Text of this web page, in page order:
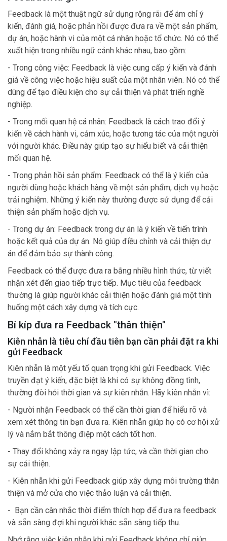
Feedback là một thuật ngữ sử dụng rộng rãi để ám chỉ ý
kiến, đánh giá, hoặc phản hồi được đưa ra về một sản phẩm,
dự án, hoặc hành vi của một cá nhân hoặc tổ chức. Nó có thể
xuất hiện trong nhiều ngữ cảnh khác nhau, bao gồm:
- Trong công việc: Feedback là việc cung cấp ý kiến và đánh
giá về công việc hoặc hiệu suất của một nhân viên. Nó có thể
dùng để tạo điều kiện cho sự cải thiện và phát triển nghề
nghiệp.
- Trong mối quan hệ cá nhân: Feedback là cách trao đổi ý
kiến về cách hành vi, cảm xúc, hoặc tương tác của một người
với người khác. Điều này giúp tạo sự hiểu biết và cải thiện
mối quan hệ.
- Trong phản hồi sản phẩm: Feedback có thể là ý kiến của
người dùng hoặc khách hàng về một sản phẩm, dịch vụ hoặc
trải nghiệm. Những ý kiến này thường được sử dụng để cải
thiện sản phẩm hoặc dịch vụ.
- Trong dự án: Feedback trong dự án là ý kiến về tiến trình
hoặc kết quả của dự án. Nó giúp điều chỉnh và cải thiện dự
án để đảm bảo sự thành công.
Feedback có thể được đưa ra bằng nhiều hình thức, từ viết
nhận xét đến giao tiếp trực tiếp. Mục tiêu của feedback
thường là giúp người khác cải thiện hoặc đánh giá một tình
huống một cách xây dựng và tích cực.
Bí kíp đưa ra Feedback "thân thiện"
Kiên nhẫn là tiêu chí đầu tiên bạn cần phải đặt ra khi
gửi Feedback
Kiên nhẫn là một yếu tố quan trọng khi gửi Feedback. Việc
truyền đạt ý kiến, đặc biệt là khi có sự không đồng tình,
thường đòi hỏi thời gian và sự kiên nhẫn. Hãy kiên nhẫn vì:
- Người nhận Feedback có thể cần thời gian để hiểu rõ và
xem xét thông tin bạn đưa ra. Kiên nhẫn giúp họ có cơ hội xử
lý và nắm bắt thông điệp một cách tốt hơn.
- Thay đổi không xảy ra ngay lập tức, và cần thời gian cho
sự cải thiện.
- Kiên nhẫn khi gửi Feedback giúp xây dựng môi trường thân
thiện và mở cửa cho việc thảo luận và cải thiện.
- Bạn cần cân nhắc thời điểm thích hợp để đưa ra feedback
và sẵn sàng đợi khi người khác sẵn sàng tiếp thu.